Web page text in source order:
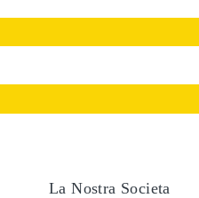
La Nostra Societa